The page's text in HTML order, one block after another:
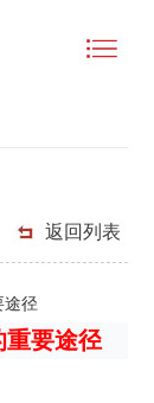
返回列表
途径
重要途径